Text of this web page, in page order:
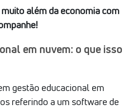
além da economia com
em nuvem: o que isso
gestão educacional em
referindo a um software de